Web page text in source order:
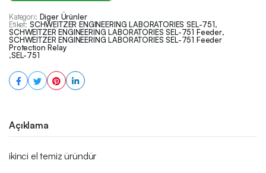
Kategori: Diger Ürünler
Etiket: SCHWEITZER ENGINEERING LABORATORIES SEL-751,
SCHWEITZER ENGINEERING LABORATORIES SEL-751 Feeder,
SCHWEITZER ENGINEERING LABORATORIES SEL-751 Feeder
Protection Relay
,SEL-751
Açıklama
ikinci el temiz üründür